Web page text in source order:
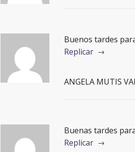
Buenos tardes
Replicar
ANGELA MUTIS
Buenas tardes
Replicar